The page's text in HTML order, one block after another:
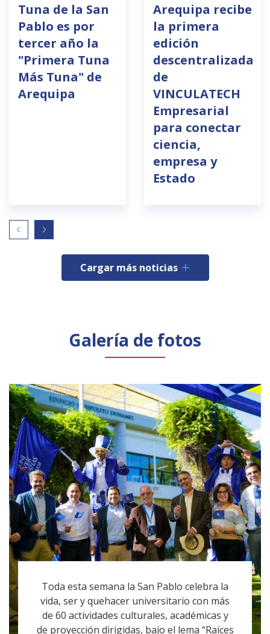
Tuna de la San
Pablo es por
tercer año la
"Primera Tuna
Más Tuna" de
Arequipa
Arequipa recibe
la primera
edición
descentralizada
de
VINCULATECH
Empresarial
para conectar
ciencia,
empresa y
Estado
Cargar más noticias
Galería de fotos
Toda esta semana la San Pablo celebra la
vida, ser y quehacer universitario con más
de 60 actividades culturales, académicas y
de proyección dirigidas, bajo el lema “Raíces